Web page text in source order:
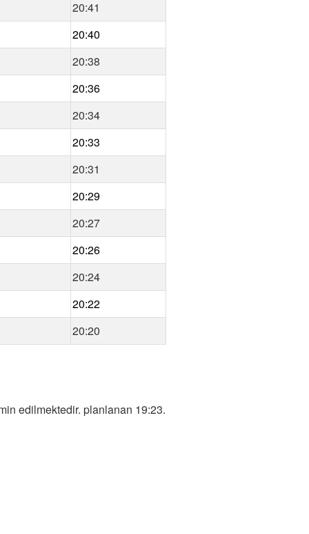
20:41
20:40
20:38
20:36
20:34
20:33
20:31
20:29
20:27
20:26
20:24
20:22
20:20
edilmektedir. planlanan 19:23.